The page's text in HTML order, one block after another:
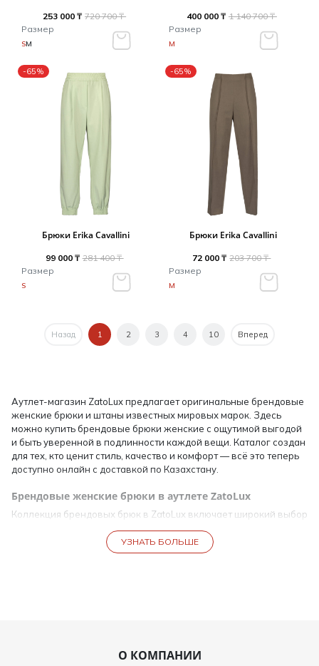
253 000 ₸ 720 700 ₸
Размер
SM
400 000 ₸ 1 140 700 ₸
Размер
M
-65%
Брюки Erika Cavallini
99 000 ₸ 281 400 ₸
Размер
S
-65%
Брюки Erika Cavallini
72 000 ₸ 203 700 ₸
Размер
M
Назад 1 2 3 4 10 Вперед
Аутлет-магазин ZatoLux предлагает оригинальные брендовые
женские брюки и штаны известных мировых марок. Здесь
можно купить брендовые брюки женские с ощутимой выгодой
и быть уверенной в подлинности каждой вещи. Каталог создан
для тех, кто ценит стиль, качество и комфорт — всё это теперь
доступно онлайн с доставкой по Казахстану.
Брендовые женские брюки в аутлете ZatoLux
Коллекция брендовых брюк в ZatoLux включает широкий выбор
фасонов: от классических моделей до актуальных трендовых
решений. Все брендовые штаны женские выполнены из
качественных материалов, обеспечивающих идеальную
В нашем аутлете собран ассортимент, который помогает
УЗНАТЬ БОЛЬШЕ
О КОМПАНИИ